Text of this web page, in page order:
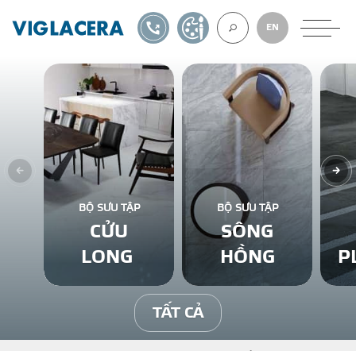
VỀ CHÚNG
GẠCH ỐP LÁT
BÊ TÔNG KHÍ
NGÓI LỢP
EN
1900561582TỰ THIẾT KẾ
BỘ SƯU TẬP
CỬU
LONG
BỘ SƯU TẬP
SÔNG
HỒNG
TẤT CẢ